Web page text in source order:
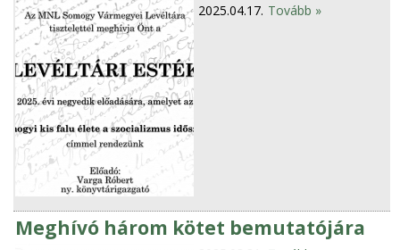
2025.04.17. Tovább »
Meghívó három kötet bemutatójára